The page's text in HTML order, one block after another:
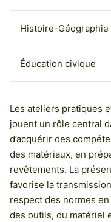
Histoire-Géographie
Éducation civique
Les ateliers pratiques
jouent un rôle central
d’acquérir des
des matériaux, en
revêtements. La
favorise la
respect des normes en
des outils, du matériel